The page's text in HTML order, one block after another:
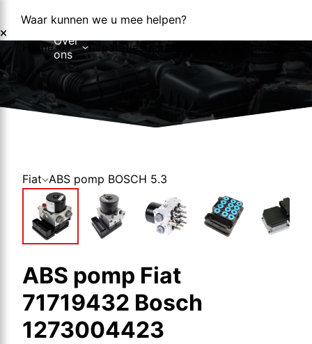
Waar kunnen we u mee helpen?
HomeOver
ons
Over ons
Nieuws
Reparaties Reparatieformulier Foutcodes
Fiat ABS pomp BOSCH 5.3
ABS pomp Fiat
71719432 Bosch
1273004423